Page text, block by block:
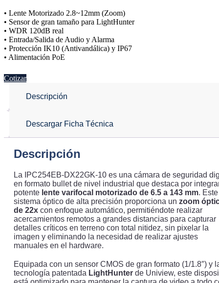
• Lente Motorizado 2.8~12mm (Zoom)
• Sensor de gran tamaño para LightHunter
• WDR 120dB real
• Entrada/Salida de Audio y Alarma
• Protección IK10 (Antivandálica) y IP67
• Alimentación PoE
Cotizar
Descripción
Descargar Ficha Técnica
Descripción
La IPC254EB-DX22GK-10 es una cámara de seguridad
en formato bullet de nivel industrial que destaca por
potente lente varifocal motorizado de 6.5 a 143 mm. Este
sistema óptico de alta precisión proporciona un zoom
de 22x con enfoque automático, permitiéndote realizar
acercamientos remotos a grandes distancias para capturar
detalles críticos en terreno con total nitidez, sin pixelar la
imagen y eliminando la necesidad de realizar ajustes
manuales en el hardware.
Equipada con un sensor CMOS de gran formato (1/1.8″) y
tecnología patentada LightHunter de Uniview, este